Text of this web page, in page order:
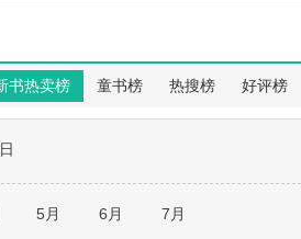
玩具
孕婴
书热卖榜 童书榜 热搜榜 好评榜
5月 6月 7月